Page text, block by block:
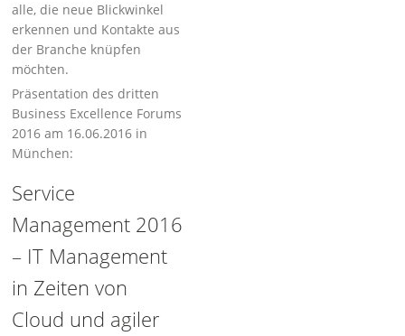
alle, die neue Blickwinkel
erkennen und Kontakte aus
der Branche knüpfen
möchten.
Präsentation des dritten
Business Excellence Forums
2016 am 16.06.2016 in
München:
Service
Management 2016
– IT Management
in Zeiten von
Cloud und agiler